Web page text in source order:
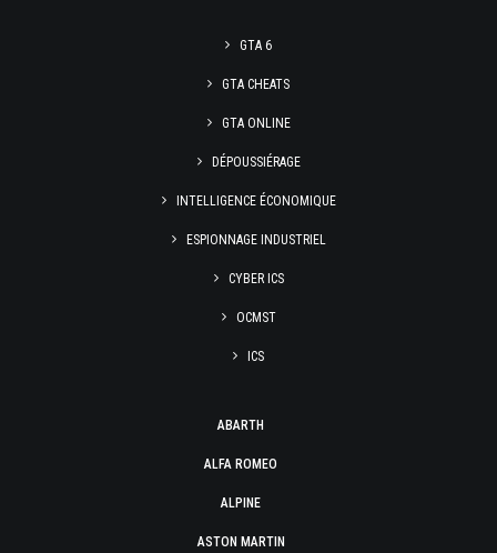
GTA 6
GTA CHEATS
GTA ONLINE
DÉPOUSSIÉRAGE
INTELLIGENCE ÉCONOMIQUE
ESPIONNAGE INDUSTRIEL
CYBER ICS
OCMST
ICS
ABARTH
ALFA ROMEO
ALPINE
ASTON MARTIN